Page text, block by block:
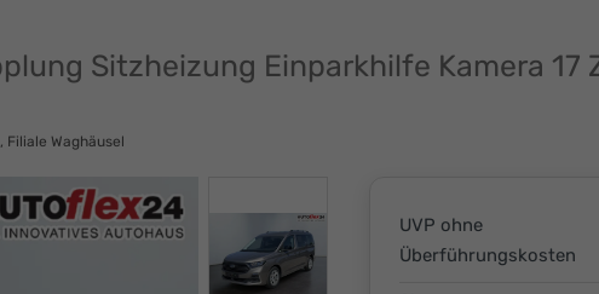
Sitzheizung Einparkhilfe Kamera 17
, Filiale Waghäusel
UVP ohne
Überführungskosten